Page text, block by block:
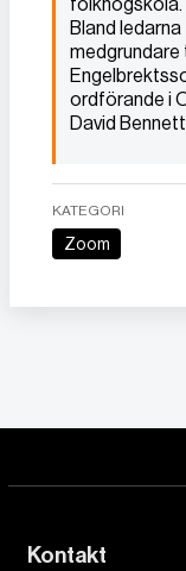
Bland
medgrundare
ordförande i
David
KATEGORI
Zoom
Kontakt